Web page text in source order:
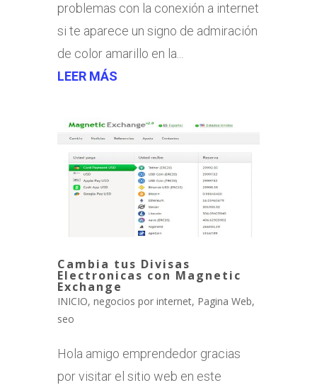
problemas con la conexión a internet
si te aparece un signo de admiración
de color amarillo en la...
LEER MÁS
Cambia tus Divisas
Electronicas con Magnetic
Exchange
INICIO, negocios por internet, Pagina Web,
seo
Hola amigo emprendedor gracias
por visitar el sitio web en este